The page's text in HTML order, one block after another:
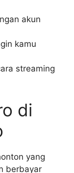
akun
kamu
streaming
di
yang
berbayar